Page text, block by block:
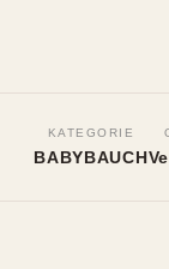
KATEGORIE
BABYBAUCH